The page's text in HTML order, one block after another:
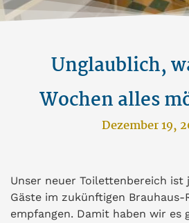
Unglaublich,
Wochen alles
Dezember 19,
Unser neuer Toilettenbereich
Gäste im zukünftigen Brauhaus-
empfangen. Damit haben wir es